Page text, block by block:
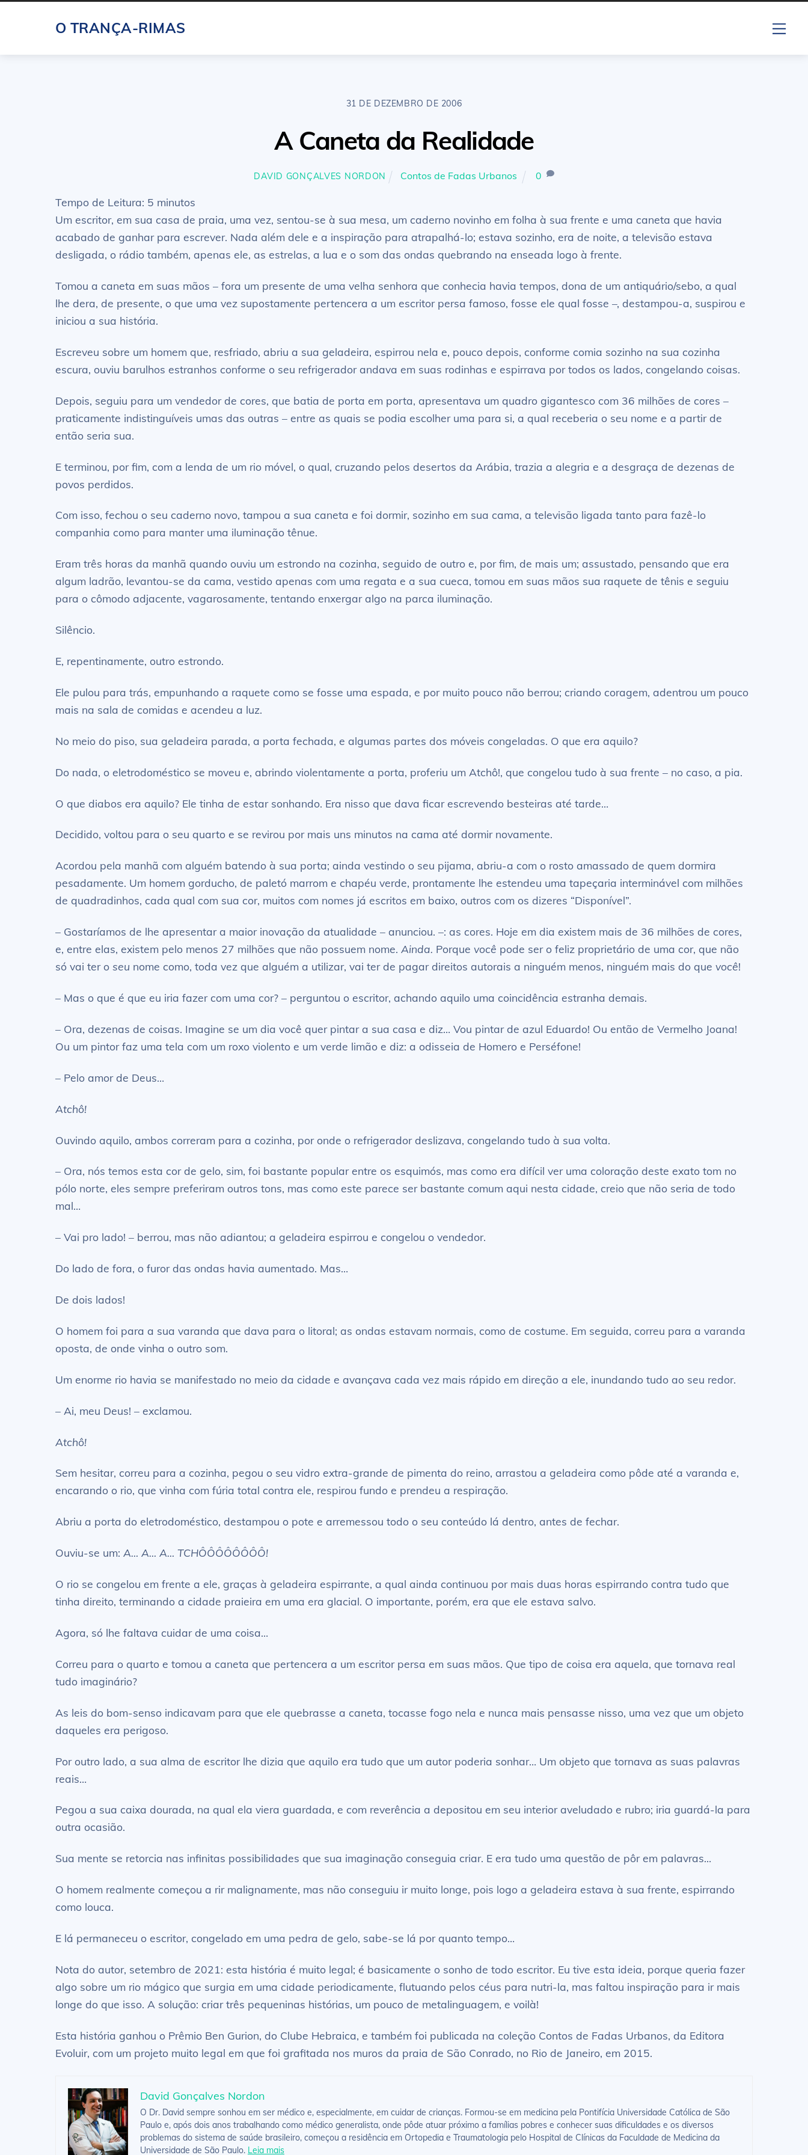
O TRANÇA-RIMAS
31 DE DEZEMBRO DE 2006
A Caneta da Realidade
DAVID GONÇALVES NORDON Contos de Fadas Urbanos 0
Tempo de Leitura: 5 minutos
Um escritor, em sua casa de praia, uma vez, sentou-se à sua mesa, um caderno novinho em folha à sua frente e uma caneta que havia
acabado de ganhar para escrever. Nada além dele e a inspiração para atrapalhá-lo; estava sozinho, era de noite, a televisão estava
desligada, o rádio também, apenas ele, as estrelas, a lua e o som das ondas quebrando na enseada logo à frente.
Tomou a caneta em suas mãos – fora um presente de uma velha senhora que conhecia havia tempos, dona de um antiquário/sebo, a qual
lhe dera, de presente, o que uma vez supostamente pertencera a um escritor persa famoso, fosse ele qual fosse –, destampou-a, suspirou e
iniciou a sua história.
Escreveu sobre um homem que, resfriado, abriu a sua geladeira, espirrou nela e, pouco depois, conforme comia sozinho na sua cozinha
escura, ouviu barulhos estranhos conforme o seu refrigerador andava em suas rodinhas e espirrava por todos os lados, congelando coisas.
Depois, seguiu para um vendedor de cores, que batia de porta em porta, apresentava um quadro gigantesco com 36 milhões de cores –
praticamente indistinguíveis umas das outras – entre as quais se podia escolher uma para si, a qual receberia o seu nome e a partir de
então seria sua.
E terminou, por fim, com a lenda de um rio móvel, o qual, cruzando pelos desertos da Arábia, trazia a alegria e a desgraça de dezenas de
povos perdidos.
Com isso, fechou o seu caderno novo, tampou a sua caneta e foi dormir, sozinho em sua cama, a televisão ligada tanto para fazê-lo
companhia como para manter uma iluminação tênue.
Eram três horas da manhã quando ouviu um estrondo na cozinha, seguido de outro e, por fim, de mais um; assustado, pensando que era
algum ladrão, levantou-se da cama, vestido apenas com uma regata e a sua cueca, tomou em suas mãos sua raquete de tênis e seguiu
para o cômodo adjacente, vagarosamente, tentando enxergar algo na parca iluminação.
Silêncio.
E, repentinamente, outro estrondo.
Ele pulou para trás, empunhando a raquete como se fosse uma espada, e por muito pouco não berrou; criando coragem, adentrou um pouco
mais na sala de comidas e acendeu a luz.
No meio do piso, sua geladeira parada, a porta fechada, e algumas partes dos móveis congeladas. O que era aquilo?
Do nada, o eletrodoméstico se moveu e, abrindo violentamente a porta, proferiu um Atchô!, que congelou tudo à sua frente – no caso, a pia.
O que diabos era aquilo? Ele tinha de estar sonhando. Era nisso que dava ficar escrevendo besteiras até tarde…
Decidido, voltou para o seu quarto e se revirou por mais uns minutos na cama até dormir novamente.
Acordou pela manhã com alguém batendo à sua porta; ainda vestindo o seu pijama, abriu-a com o rosto amassado de quem dormira
pesadamente. Um homem gorducho, de paletó marrom e chapéu verde, prontamente lhe estendeu uma tapeçaria interminável com milhões
de quadradinhos, cada qual com sua cor, muitos com nomes já escritos em baixo, outros com os dizeres “Disponível”.
– Gostaríamos de lhe apresentar a maior inovação da atualidade – anunciou. –: as cores. Hoje em dia existem mais de 36 milhões de cores,
e, entre elas, existem pelo menos 27 milhões que não possuem nome. Ainda. Porque você pode ser o feliz proprietário de uma cor, que não
só vai ter o seu nome como, toda vez que alguém a utilizar, vai ter de pagar direitos autorais a ninguém menos, ninguém mais do que você!
– Mas o que é que eu iria fazer com uma cor? – perguntou o escritor, achando aquilo uma coincidência estranha demais.
– Ora, dezenas de coisas. Imagine se um dia você quer pintar a sua casa e diz… Vou pintar de azul Eduardo! Ou então de Vermelho Joana!
Ou um pintor faz uma tela com um roxo violento e um verde limão e diz: a odisseia de Homero e Perséfone!
– Pelo amor de Deus…
Atchô!
Ouvindo aquilo, ambos correram para a cozinha, por onde o refrigerador deslizava, congelando tudo à sua volta.
– Ora, nós temos esta cor de gelo, sim, foi bastante popular entre os esquimós, mas como era difícil ver uma coloração deste exato tom no
pólo norte, eles sempre preferiram outros tons, mas como este parece ser bastante comum aqui nesta cidade, creio que não seria de todo
mal…
– Vai pro lado! – berrou, mas não adiantou; a geladeira espirrou e congelou o vendedor.
Do lado de fora, o furor das ondas havia aumentado. Mas…
De dois lados!
O homem foi para a sua varanda que dava para o litoral; as ondas estavam normais, como de costume. Em seguida, correu para a varanda
oposta, de onde vinha o outro som.
Um enorme rio havia se manifestado no meio da cidade e avançava cada vez mais rápido em direção a ele, inundando tudo ao seu redor.
– Ai, meu Deus! – exclamou.
Atchô!
Sem hesitar, correu para a cozinha, pegou o seu vidro extra-grande de pimenta do reino, arrastou a geladeira como pôde até a varanda e,
encarando o rio, que vinha com fúria total contra ele, respirou fundo e prendeu a respiração.
Abriu a porta do eletrodoméstico, destampou o pote e arremessou todo o seu conteúdo lá dentro, antes de fechar.
Ouviu-se um: A… A… A… TCHÔÔÔÔÔÔÔÔ!
O rio se congelou em frente a ele, graças à geladeira espirrante, a qual ainda continuou por mais duas horas espirrando contra tudo que
tinha direito, terminando a cidade praieira em uma era glacial. O importante, porém, era que ele estava salvo.
Agora, só lhe faltava cuidar de uma coisa…
Correu para o quarto e tomou a caneta que pertencera a um escritor persa em suas mãos. Que tipo de coisa era aquela, que tornava real
tudo imaginário?
As leis do bom-senso indicavam para que ele quebrasse a caneta, tocasse fogo nela e nunca mais pensasse nisso, uma vez que um objeto
daqueles era perigoso.
Por outro lado, a sua alma de escritor lhe dizia que aquilo era tudo que um autor poderia sonhar… Um objeto que tornava as suas palavras
reais…
Pegou a sua caixa dourada, na qual ela viera guardada, e com reverência a depositou em seu interior aveludado e rubro; iria guardá-la para
outra ocasião.
Sua mente se retorcia nas infinitas possibilidades que sua imaginação conseguia criar. E era tudo uma questão de pôr em palavras…
O homem realmente começou a rir malignamente, mas não conseguiu ir muito longe, pois logo a geladeira estava à sua frente, espirrando
como louca.
E lá permaneceu o escritor, congelado em uma pedra de gelo, sabe-se lá por quanto tempo…
Nota do autor, setembro de 2021: esta história é muito legal; é basicamente o sonho de todo escritor. Eu tive esta ideia, porque queria fazer
algo sobre um rio mágico que surgia em uma cidade periodicamente, flutuando pelos céus para nutri-la, mas faltou inspiração para ir mais
longe do que isso. A solução: criar três pequeninas histórias, um pouco de metalinguagem, e voilà!
Esta história ganhou o Prêmio Ben Gurion, do Clube Hebraica, e também foi publicada na coleção Contos de Fadas Urbanos, da Editora
Evoluir, com um projeto muito legal em que foi grafitada nos muros da praia de São Conrado, no Rio de Janeiro, em 2015.
David Gonçalves Nordon
O Dr. David sempre sonhou em ser médico e, especialmente, em cuidar de crianças. Formou-se em medicina pela Pontifícia Universidade Católica de São
Paulo e, após dois anos trabalhando como médico generalista, onde pôde atuar próximo a famílias pobres e conhecer suas dificuldades e os diversos
problemas do sistema de saúde brasileiro, começou a residência em Ortopedia e Traumatologia pelo Hospital de Clínicas da Faculdade de Medicina da
Universidade de São Paulo. Leia mais